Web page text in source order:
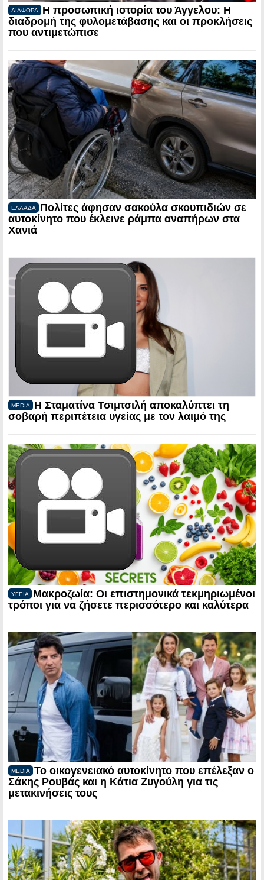
ΔΙΑΦΟΡΑ
Η προσωπική ιστορία του Άγγελου: Η
διαδρομή της φυλομετάβασης και οι προκλήσεις
που αντιμετώπισε
ΕΛΛΑΔΑ
Πολίτες άφησαν σακούλα σκουπιδιών σε
αυτοκίνητο που έκλεινε ράμπα αναπήρων στα
Χανιά
MEDIA
Η Σταματίνα Τσιμτσιλή αποκαλύπτει τη
σοβαρή περιπέτεια υγείας με τον λαιμό της
ΥΓΕΙΑ
Μακροζωία: Οι επιστημονικά τεκμηριωμένοι
τρόποι για να ζήσετε περισσότερο και καλύτερα
MEDIA
Το οικογενειακό αυτοκίνητο που επέλεξαν ο
Σάκης Ρουβάς και η Κάτια Ζυγούλη για τις
μετακινήσεις τους